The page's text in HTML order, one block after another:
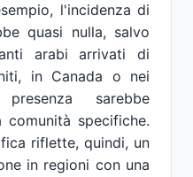
l'incidenza di
quasi nulla, salvo
arabi arrivati di
in Canada o nei
sarebbe
specifiche.
riflette, quindi, un
in regioni con una